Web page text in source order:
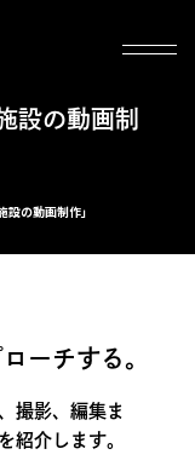
設の動画制
の動画制作」
ーチする。
撮影、編集ま
紹介します。